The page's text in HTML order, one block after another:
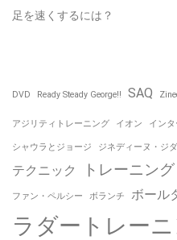
足を速くするには？
DVD Ready Steady George!! SAQ
アジリティトレーニング イオン インタ
シャウラとジョージ ジネディーヌ・ジ
テクニック トレーニング
ファン・ペルシー ボランチ ボール
ラダートレー